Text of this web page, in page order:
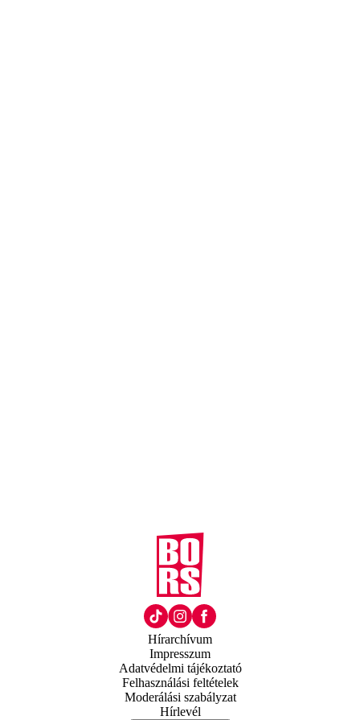
Hírarchívum
Impresszum
Adatvédelmi tájékoztató
Felhasználási feltételek
Moderálási szabályzat
Hírlevél